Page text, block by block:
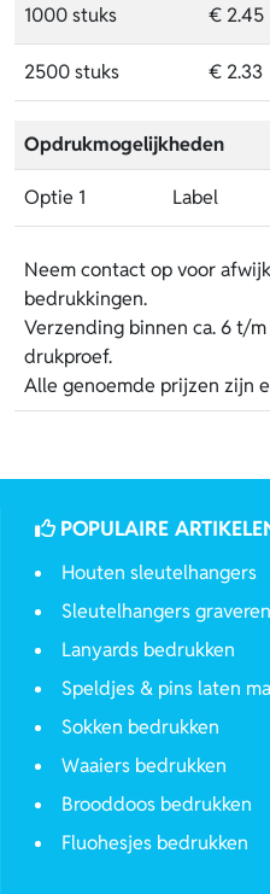
1000 stuks € 2.45
2500 stuks € 2.33
Opdrukmogelijkheden
Optie 1 Label
Neem contact op voor
bedrukkingen.
Verzending binnen ca. 6 t/
drukproef.
Alle genoemde prijzen zijn
POPULAIRE
Houten sleutelhangers
Sleutelhangers graveren
Lanyards bedrukken
Speldjes & pins laten
Sokken bedrukken
Waaiers bedrukken
Brooddoos bedrukken
Fluohesjes bedrukken